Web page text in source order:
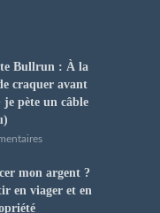
Bullrun : À la
craquer avant
pète un câble
mon argent ?
en viager et en